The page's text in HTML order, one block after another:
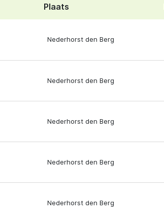
Plaats
Nederhorst den Berg
Nederhorst den Berg
Nederhorst den Berg
Nederhorst den Berg
Nederhorst den Berg